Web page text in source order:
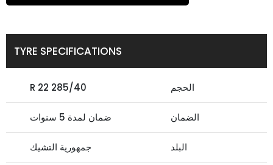
TYRE SPECIFICATIONS
الحجم 285/40 R 22
الضمان ضمان لمدة 5 سنوات
البلد جمهورية التشيك